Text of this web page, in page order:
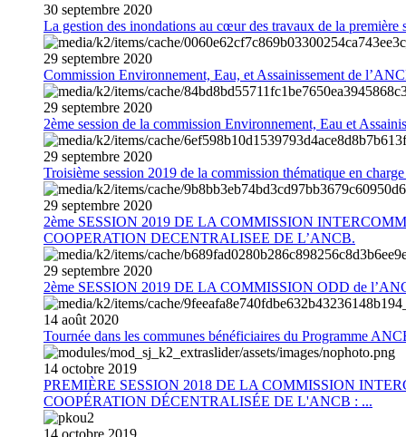
30 septembre 2020
La gestion des inondations au cœur des travaux de la première
29 septembre 2020
Commission Environnement, Eau, et Assainissement de
29 septembre 2020
2ème session de la commission Environnement, Eau et
29 septembre 2020
Troisième session 2019 de la commission thématique en
29 septembre 2020
2ème SESSION 2019 DE LA COMMISSION
COOPERATION DECENTRALISEE DE L’ANCB.
29 septembre 2020
2ème SESSION 2019 DE LA COMMISSION ODD de
14 août 2020
Tournée dans les communes bénéficiaires du Programme
14 octobre 2019
PREMIÈRE SESSION 2018 DE LA COMMISSION
COOPÉRATION DÉCENTRALISÉE DE L'ANCB : ...
14 octobre 2019